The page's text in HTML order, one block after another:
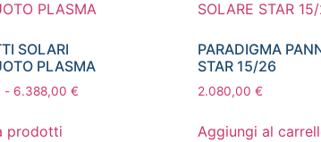
SOLARI
PLASMA
- 6.388,00 €
prodotti
PARADIGMA
STAR 15/26
2.080,00€
Aggiungi al